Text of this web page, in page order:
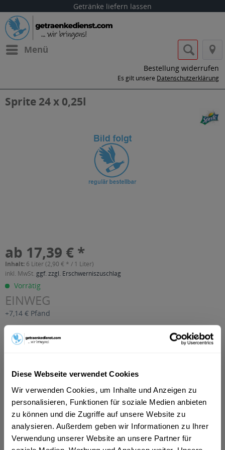
Diese Webseite verwendet Cookies
Wir verwenden Cookies, um Inhalte und Anzeigen zu
personalisieren, Funktionen für soziale Medien anbieten
zu können und die Zugriffe auf unsere Website zu
analysieren. Außerdem geben wir Informationen zu Ihrer
Verwendung unserer Website an unsere Partner für
Getränke liefern lassen
Menü
Bestellung widerrufen
Es gilt unsere Datenschutzerklärung
Sprite 24 x 0,25l
ab 17,39 € *
Inhalt: 6 Liter (2,90 € * / 1 Liter)
inkl. MwSt. ggf. zzgl. Erschwerniszuschlag
Vorrätig
EINWEG
+7,14 € Pfand
In denWarenkorb
Verfügbar in:
Beschreibung
mehr
"Sprite 24 x 0,25l"
Flaschengröße:
0,2 - 0,33 l